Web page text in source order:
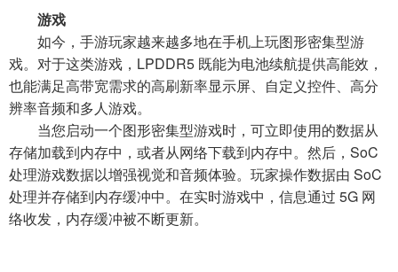
游戏
如今，手游玩家越来越多地在手机上玩图形密集型游
戏。对于这类游戏，LPDDR5 既能为电池续航提供高能效，
也能满足高带宽需求的高刷新率显示屏、自定义控件、高分
辨率音频和多人游戏。
当您启动一个图形密集型游戏时，可立即使用的数据从
存储加载到内存中，或者从网络下载到内存中。然后，SoC
处理游戏数据以增强视觉和音频体验。玩家操作数据由 SoC
处理并存储到内存缓冲中。在实时游戏中，信息通过 5G 网
络收发，内存缓冲被不断更新。